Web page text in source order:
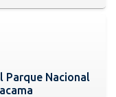
Parque Nacional